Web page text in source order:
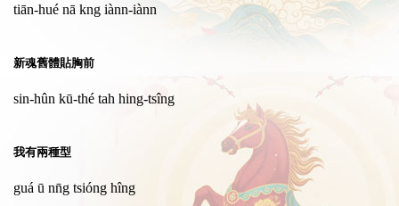
tiān-hué nā kng iànn-iànn
新魂舊體貼胸前
sin-hûn kū-thé tah hing-tsîng
我有兩種型
guá ū nn̄g tsióng hîng